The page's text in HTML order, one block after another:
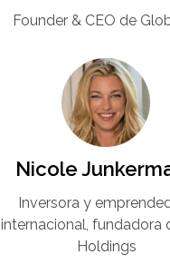
Founder & CEO de
Nicole
Inversora y
internacional, fundadora
Holdings